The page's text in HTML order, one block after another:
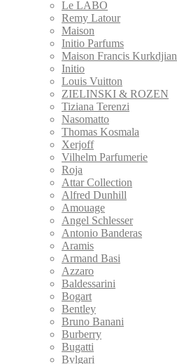
Le LABO
Remy Latour
Maison
Initio Parfums
Maison Francis Kurkdjian
Initio
Louis Vuitton
ZIELINSKI & ROZEN
Tiziana Terenzi
Nasomatto
Thomas Kosmala
Xerjoff
Vilhelm Parfumerie
Roja
Attar Collection
Alfred Dunhill
Amouage
Angel Schlesser
Antonio Banderas
Aramis
Armand Basi
Azzaro
Baldessarini
Bogart
Bentley
Bruno Banani
Burberry
Bugatti
Bvlgari